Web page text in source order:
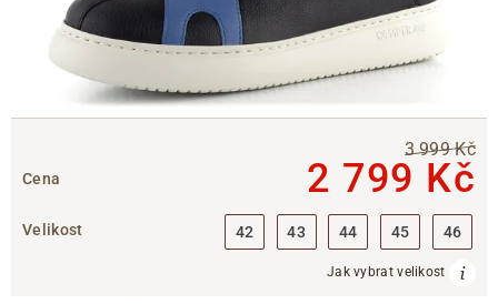
Cena
3 999 Kč
2 799 Kč
Velikost 42 43 44 45 46
Jak vybrat velikost